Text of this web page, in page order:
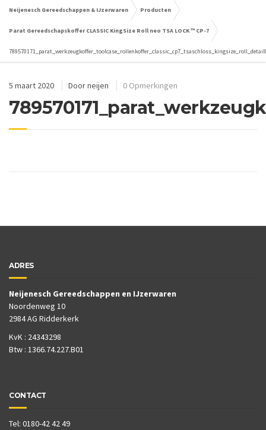
Neijenesch Gereedschappen & IJzerwaren Producten
Parat Gereedschapskoffer CLASSIC KingSize Roll neo TSA LOCK ™ CP-7
5 maart 2020 Doorneijen 0 Opmerkingen
ADRES
Neijenesch Gereedschappen en IJzerwaren
Noordenweg 10
2984 AG Ridderkerk
KvK : 24343298
Btw : 1366.74.227.B01
CONTACT
Tel: 0180-42 42 49